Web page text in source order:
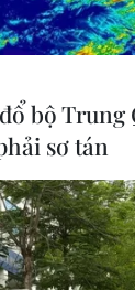
mang màu
lần thứ 74
hòa Arab
bộ Trung
sơ tán